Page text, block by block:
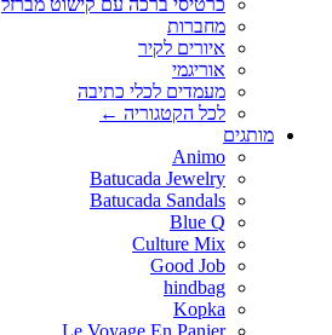
מחברות
איורים לקיר
אוריגמי
מעמדים לכלי כתיבה
לכל הקטגוריה ←
מותגים
Animo
Batucada Jewelry
Batucada Sandals
Blue Q
Culture Mix
Good Job
hindbag
Kopka
Le Voyage En Panier